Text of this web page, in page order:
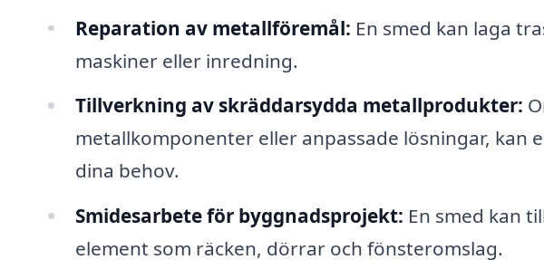
Reparation av metallföremål: En smed kan laga
maskiner eller inredning.
Tillverkning av skräddarsydda metallprodukter:
metallkomponenter eller anpassade lösningar, kan
dina behov.
Smidesarbete för byggnadsprojekt: En smed kan
element som räcken, dörrar och fönsteromslag.